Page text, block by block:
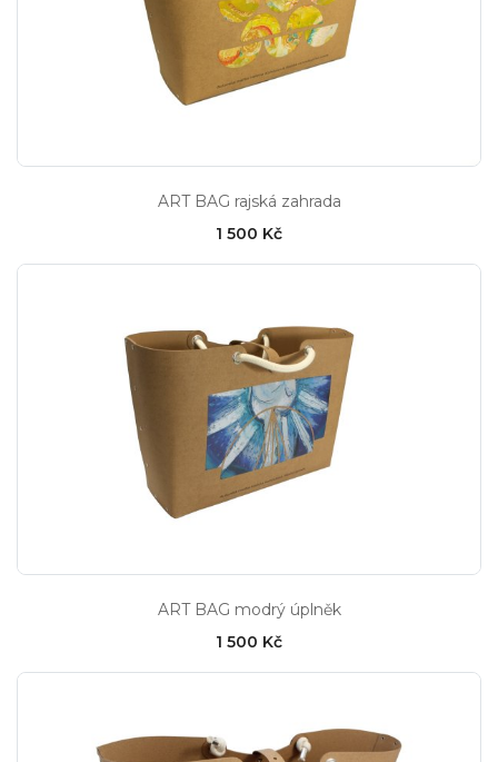
ART BAG rajská zahrada
1 500 Kč
ART BAG modrý úplněk
1 500 Kč